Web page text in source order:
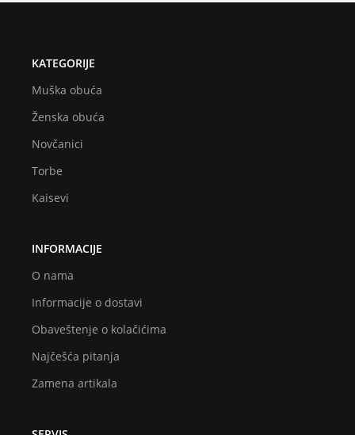
KATEGORIJE
Muška obuća
Ženska obuća
Novčanici
Torbe
Kaisevi
INFORMACIJE
O nama
Informacije o dostavi
Obaveštenje o kolačićima
Najčešća pitanja
Zamena artikala